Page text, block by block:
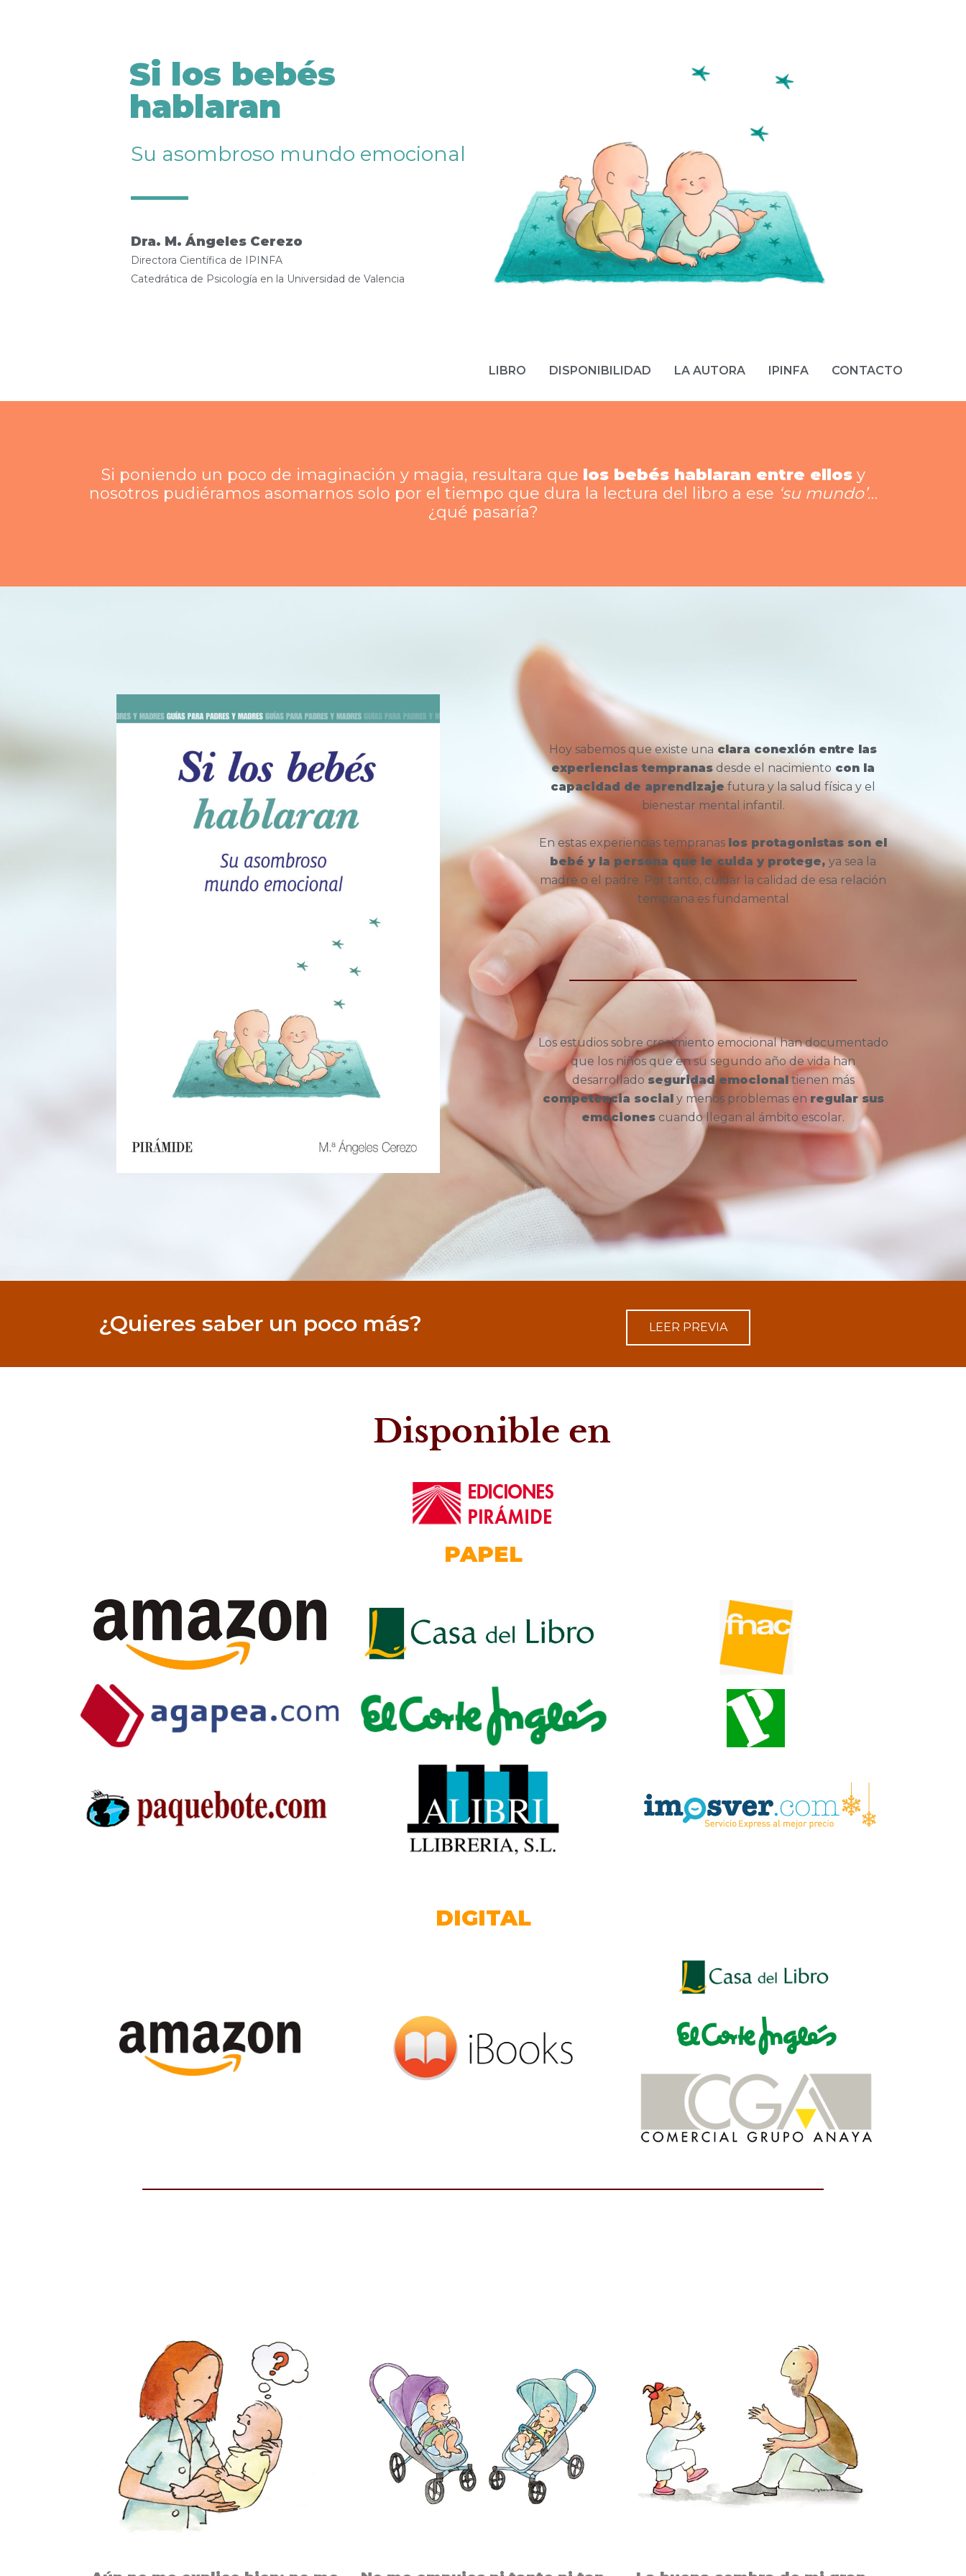
Si los bebés
hablaran
Su asombroso mundo emocional
Dra. M. Ángeles Cerezo
Directora Científica de IPINFA
Catedrática de Psicología en la Universidad de Valencia
LIBRO DISPONIBILIDAD LA AUTORA IPINFA CONTACTO
Si poniendo un poco de imaginación y magia, resultara que los bebés hablaran entre ellosy
nosotros pudiéramos asomarnos solo por el tiempo que dura la lectura del libro a ese ‘su mundo’…
¿qué pasaría?
Hoy sabemos que existe una clara conexión entre las
experiencias tempranas desde el nacimiento con la
capacidad de aprendizajefutura y la salud física y el
bienestar mental infantil.
En estas experiencias tempranas los protagonistas son el
bebé y la persona que le cuida y protege, ya sea la
madre o el padre. Por tanto, cuidar la calidad de esa relación
temprana es fundamental
Los estudios sobre crecimiento emocional han documentado
que los niños que en su segundo año de vida han
desarrollado seguridad emocionaltienen más
competencia socialy menos problemas en regular sus
emociones cuando llegan al ámbito escolar.
¿Quieres saber un poco más? LEER PREVIA
Disponible en
PAPEL
DIGITAL